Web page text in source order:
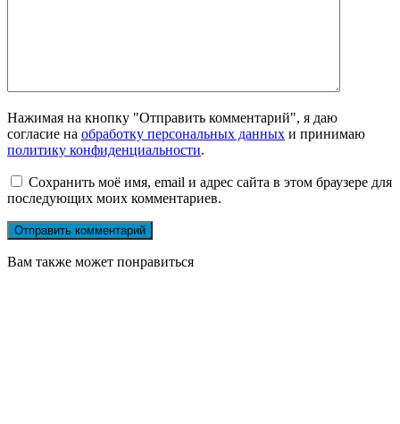
Нажимая на кнопку "Отправить комментарий", я даю
согласие на обработку персональных данных и принимаю
политику конфиденциальности.
Сохранить моё имя, email и адрес сайта в этом браузере для
последующих моих комментариев.
Вам также может понравиться